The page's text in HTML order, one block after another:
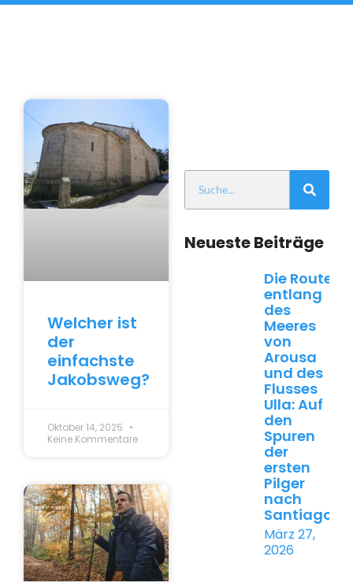
Welcher ist
der
einfachste
Jakobsweg?
Oktober 14, 2025
Keine Kommentare
Neueste Beiträge
Die Route
entlang
des
Meeres
von
Arousa
und des
Flusses
Ulla: Auf
den
Spuren
der
ersten
Pilger
nach
Santiago
März 27,
2026